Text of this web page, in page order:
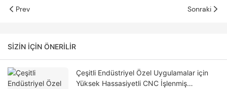
Prev Sonraki
SIZIN IÇIN ÖNERILIR
Çeşitli Endüstriyel Özel Uygulamalar için
Yüksek Hassasiyetli CNC İşlenmiş